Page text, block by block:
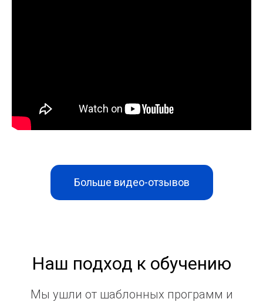
Больше видео-отзывов
Наш подход к обучению
Мы ушли от шаблонных программ и